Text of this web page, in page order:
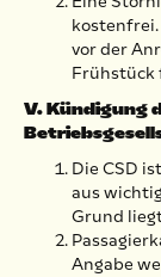
kostenfrei.
vor der
Frühstück
V. Kündigung
Die CSD
aus
Grund
Angabe